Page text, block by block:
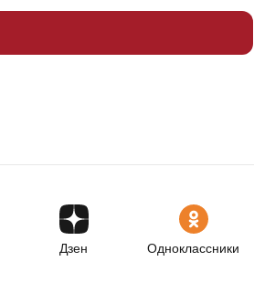
Дзен Одноклассники